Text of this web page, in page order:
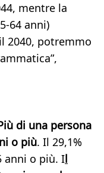
mentre la
64 anni)
2040, potremmo
di una persona
o più. Il 29,1%
anni o più. Il